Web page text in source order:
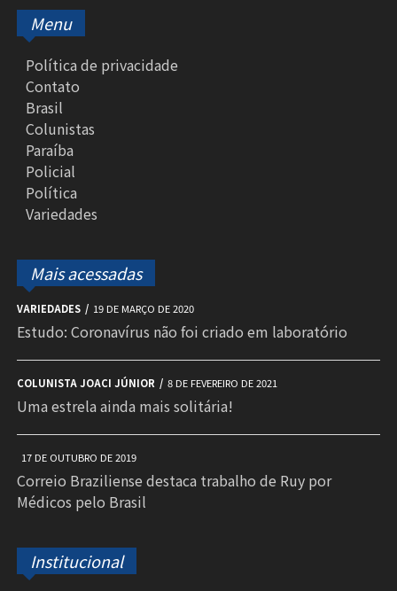
Menu
Política de privacidade
Contato
Brasil
Colunistas
Paraíba
Policial
Política
Variedades
Mais acessadas
VARIEDADES 19 DE MARÇO DE 2020
Estudo: Coronavírus não foi criado em laboratório
COLUNISTA JOACI JÚNIOR 8 DE FEVEREIRO DE 2021
Uma estrela ainda mais solitária!
17 DE OUTUBRO DE 2019
Correio Braziliense destaca trabalho de Ruy por
Médicos pelo Brasil
Institucional